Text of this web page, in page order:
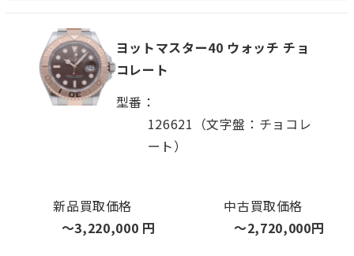
ヨットマスター40 ウォッチ チョ
コレート
型番
126621（文字盤：チョコレ
ート）
新品買取価格
〜3,220,000 円
中古買取価格
〜2,720,000円